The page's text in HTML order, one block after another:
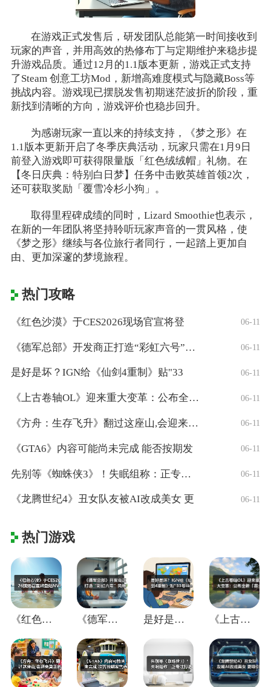
在游戏正式发售后，研发团队总能第一时间接收到
玩家的声音，并用高效的热修布丁与定期维护来稳步提
升游戏品质。通过12月的1.1版本更新，游戏正式支持
了Steam 创意工坊Mod，新增高难度模式与隐藏Boss等
挑战内容。游戏现已摆脱发售初期迷茫波折的阶段，重
新找到清晰的方向，游戏评价也稳步回升。
为感谢玩家一直以来的持续支持，《梦之形》在
1.1版本更新开启了冬季庆典活动，玩家只需在1月9日
前登入游戏即可获得限量版「红色绒绒帽」礼物。在
【冬日庆典：特别白日梦】任务中击败英雄首领2次，
还可获取奖励「覆雪冷杉小狗」。
取得里程碑成绩的同时，Lizard Smoothie也表示，
在新的一年团队将坚持聆听玩家声音的一贯风格，使
《梦之形》继续与各位旅行者同行，一起踏上更加自
由、更加深邃的梦境旅程。
热门攻略
《红色沙漠》于CES2026现场官宣将登 06-11
《德军总部》开发商正打造“彩虹六号”风格 06-11
是好是坏？IGN给《仙剑4重制》贴"33 06-11
《上古卷轴OL》迎来重大变革：公布全新「 06-11
《方舟：生存飞升》翻过这座山,会迎来真正 06-11
《GTA6》内容可能尚未完成 能否按期发 06-11
先别等《蜘蛛侠3》！失眠组称：正专注打造 06-11
《龙腾世纪4》丑女队友被AI改成美女 更 06-11
热门游戏
《红色沙漠》于CES2026现场官宣将登 《德军总部》开发商正打造“彩虹六号”风格 是好是坏？IGN给《仙剑4重制》贴"33 《上古卷轴OL》迎来重大变革：公布全新「